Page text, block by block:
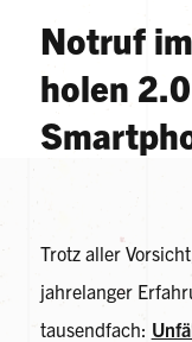
Notruf
holen
Trotz aller
jahrelanger
tausendfach: